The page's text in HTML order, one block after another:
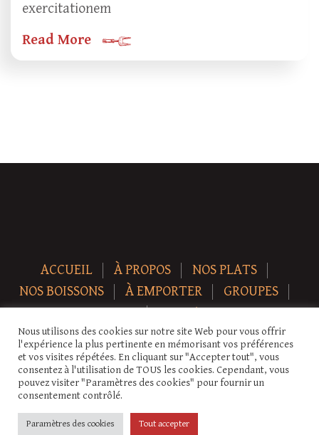
exercitationem
Read More
ACCUEIL À PROPOS
NOS PLATS
NOS BOISSONS
À EMPORTER
GROUPES
NEWS
CONTACT
Copyright © 2026 Auberge-ecurie. Tous droits réservés.
Nous utilisons des cookies sur notre site Web pour vous offrir
l'expérience la plus pertinente en mémorisant vos préférences
et vos visites répétées. En cliquant sur "Accepter tout", vous
consentez à l'utilisation de TOUS les cookies. Cependant, vous
pouvez visiter "Paramètres des cookies" pour fournir un
consentement contrôlé.
Paramètres des cookies Tout accepter